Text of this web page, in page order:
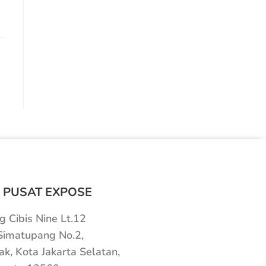
EXPOSE
Cibis Nine Lt.12
No.2,
Kota Jakarta Selatan,